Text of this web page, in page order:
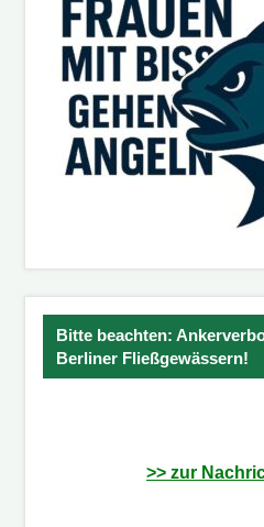
Bitte beachten:
Berliner Fließgewässern!
>> zur